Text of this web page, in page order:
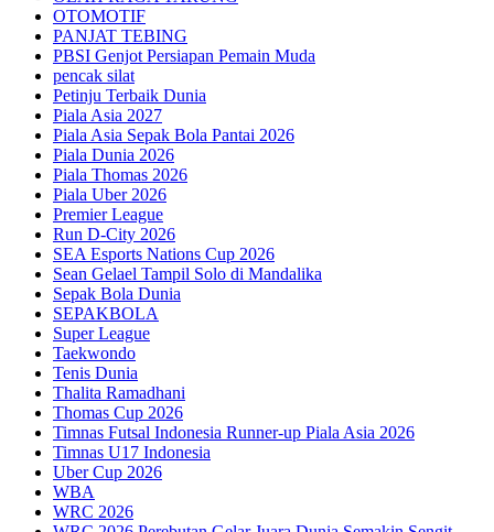
OTOMOTIF
PANJAT TEBING
PBSI Genjot Persiapan Pemain Muda
pencak silat
Petinju Terbaik Dunia
Piala Asia 2027
Piala Asia Sepak Bola Pantai 2026
Piala Dunia 2026
Piala Thomas 2026
Piala Uber 2026
Premier League
Run D-City 2026
SEA Esports Nations Cup 2026
Sean Gelael Tampil Solo di Mandalika
Sepak Bola Dunia
SEPAKBOLA
Super League
Taekwondo
Tenis Dunia
Thalita Ramadhani
Thomas Cup 2026
Timnas Futsal Indonesia Runner-up Piala Asia 2026
Timnas U17 Indonesia
Uber Cup 2026
WBA
WRC 2026